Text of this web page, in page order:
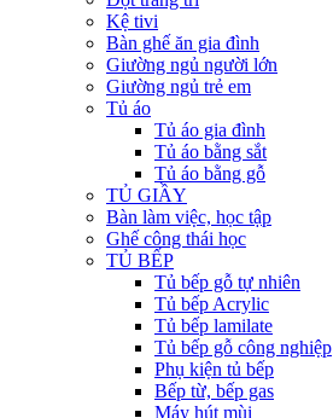
Kệ tivi
Bàn ghế ăn gia đình
Giường ngủ người lớn
Giường ngủ trẻ em
Tủ áo
Tủ áo gia đình
Tủ áo bằng sắt
Tủ áo bằng gỗ
TỦ GIẦY
Bàn làm việc, học tập
Ghế công thái học
TỦ BẾP
Tủ bếp gỗ tự nhiên
Tủ bếp Acrylic
Tủ bếp lamilate
Tủ bếp gỗ công nghiệp
Phụ kiện tủ bếp
Bếp từ, bếp gas
Máy hút mùi